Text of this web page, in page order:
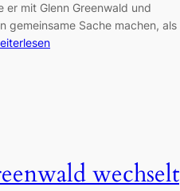
er mit Glenn Greenwald und
gemeinsame Sache machen, als
wechselt